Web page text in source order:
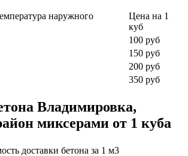
наружного
Цена на 1
куб
100 руб
150 руб
200 руб
350 руб
Владимировка,
миксерами от 1 куба
доставки бетона за 1 м3